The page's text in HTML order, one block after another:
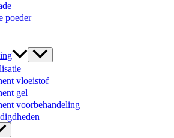
poeder
vloeistof
gel
voorbehandeling